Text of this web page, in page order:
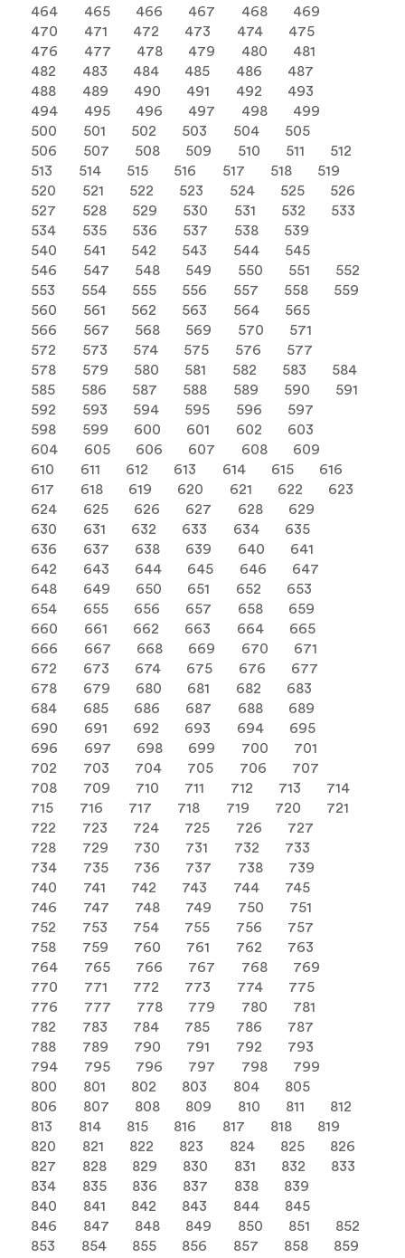
464 465 466 467 468
469
470
471 472 473 474
475
476
477 478 479 480
481
482
483 484 485 486
487
488
489 490 491 492
493
494
495 496 497 498
499
500
501 502 503 504
505
506
507 508 509 510 511
512
513
514 515 516 517 518
519
520
521 522 523 524 525
526
527
528 529 530 531 532
533
534
535 536 537 538
539
540
541 542 543 544
545
546
547 548 549 550 551
552
553
554 555 556 557 558
559
560
561 562 563 564
565
566
567 568 569 570
571
572
573 574 575 576
577
578
579 580 581 582 583
584
585
586 587 588 589 590
591
592
593 594 595 596
597
598
599 600 601 602
603
604
605 606 607 608
609
610
611 612 613 614 615
616
617
618 619 620 621 622
623
624
625 626 627 628
629
630
631 632 633 634
635
636
637 638 639 640
641
642
643 644 645 646
647
648
649 650 651 652
653
654
655 656 657 658
659
660
661 662 663 664
665
666
667 668 669 670
671
672
673 674 675 676
677
678
679 680 681 682
683
684
685 686 687 688
689
690
691 692 693 694
695
696
697 698 699 700
701
702
703 704 705 706
707
708
709 710 711 712 713
714
715
716 717 718 719 720
721
722
723 724 725 726
727
728
729 730 731 732
733
734
735 736 737 738
739
740
741 742 743 744
745
746
747 748 749 750
751
752
753 754 755 756
757
758
759 760 761 762
763
764
765 766 767 768
769
770
771 772 773 774
775
776
777 778 779 780
781
782
783 784 785 786
787
788
789 790 791 792
793
794
795 796 797 798
799
800
801 802 803 804
805
806
807 808 809 810 811
812
813
814 815 816 817 818
819
820
821 822 823 824 825
826
827
828 829 830 831 832
833
834
835 836 837 838
839
840
841 842 843 844
845
846
847 848 849 850 851
852
853
854 855 856 857 858
859